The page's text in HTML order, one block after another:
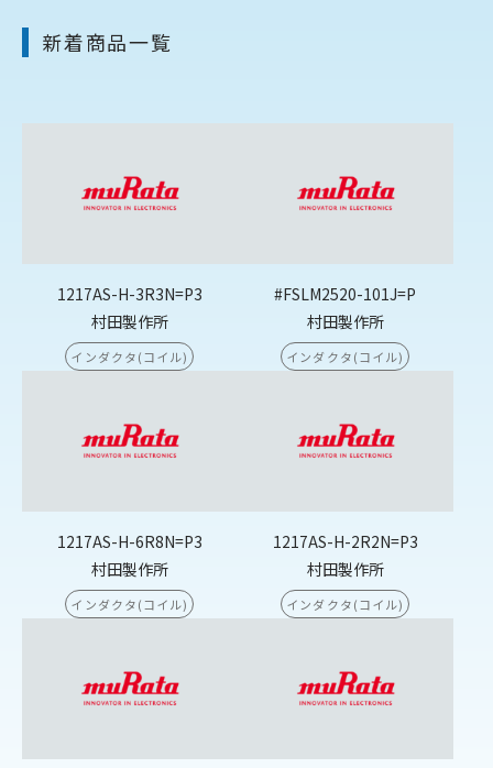
新着商品一覧
1217AS-H-3R3N=P3
村田製作所
インダクタ(コイル)
#FSLM2520-101J=P
村田製作所
インダクタ(コイル)
1217AS-H-6R8N=P3
村田製作所
インダクタ(コイル)
1217AS-H-2R2N=P3
村田製作所
インダクタ(コイル)